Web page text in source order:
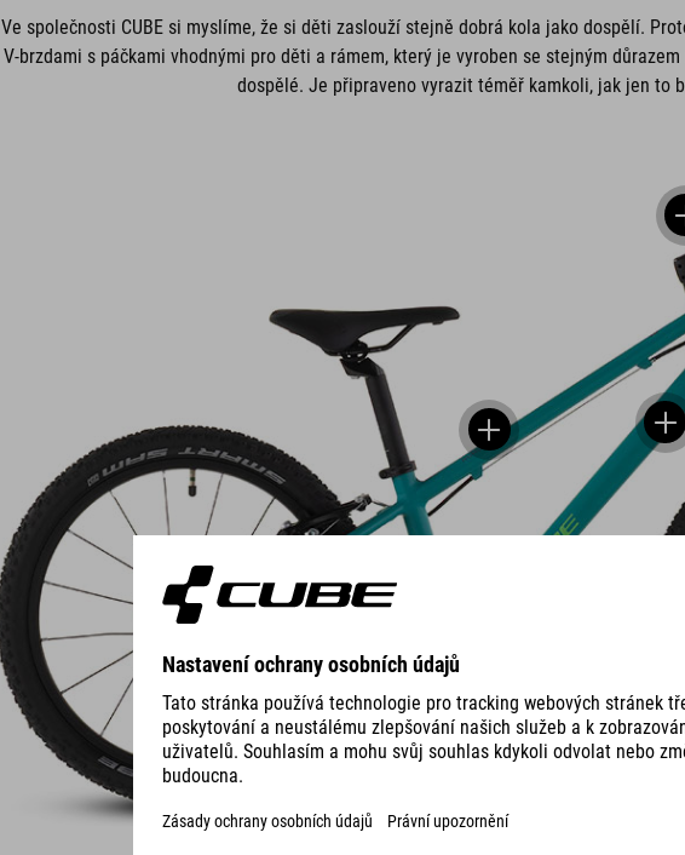
Ve společnosti CUBE si myslíme, že si děti zaslouží stejně dobrá kola jako dospělí.
V-brzdami s páčkami vhodnými pro děti a rámem, který je vyroben se stejným
dospělé. Je připraveno vyrazit téměř kamkoli, jak jen to